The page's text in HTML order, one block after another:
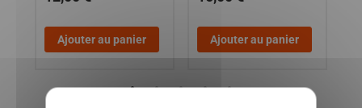
Ajouter au panier Ajouter au panier